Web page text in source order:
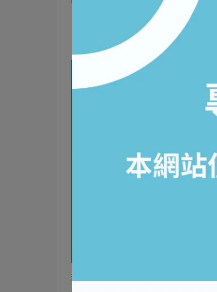
【步驟2：聽頭清潔】
接著，將拆下環膜的聽頭，